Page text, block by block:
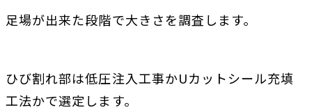
足場が出来た段階で大きさを調査します。
ひび割れ部は低圧注入工事かUカットシール充填
工法かで選定します。